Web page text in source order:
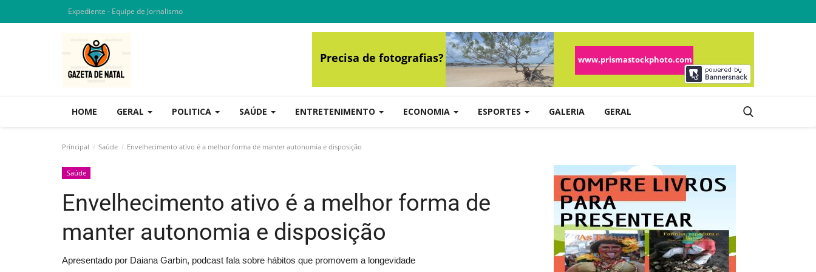
Expediente - Equipe de Jornalismo
HOME GERAL POLITICA SAÚDE ENTRETENIMENTO ECONOMIA ESPORTES GALERIA GERAL
Principal Saúde Envelhecimento ativo é a melhor forma de manter autonomia e disposição
Saúde
Envelhecimento ativo é a melhor forma de
manter autonomia e disposição
Apresentado por Daiana Garbin, podcast fala sobre hábitos que promovem a longevidade